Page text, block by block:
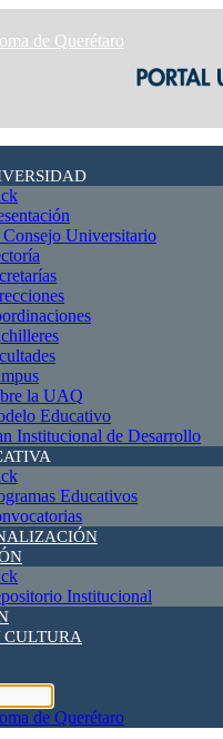
Universitario
la UAQ
Educativo
Institucional de Desarrollo
Educativos
Institucional
CULTURA